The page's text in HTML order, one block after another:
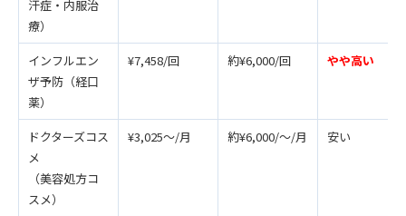
汗症・内服治
療）
インフルエン
ザ予防（経口
薬）
¥7,458/回 約¥6,000/回 やや高い
ドクターズコス
メ
（美容処方コ
スメ）
¥3,025～/月 約¥6,000/～/月 安い